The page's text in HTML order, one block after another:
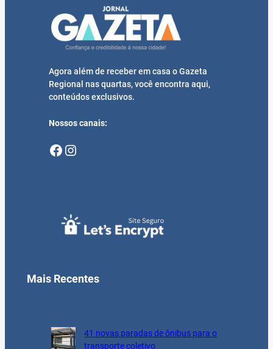
Agora além de receber em casa o Gazeta
Regional nas quartas, você encontra aqui,
conteúdos exclusivos.
Nossos canais:
Facebook Instagram
Mais Recentes
41 novas paradas de ônibus para o
transporte coletivo